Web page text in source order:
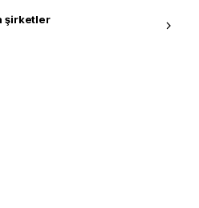
şirketler